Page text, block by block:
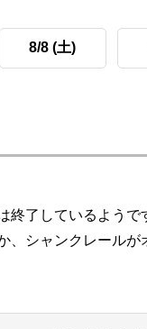
8/8 (土)
終了しているようで
、シャンクレール